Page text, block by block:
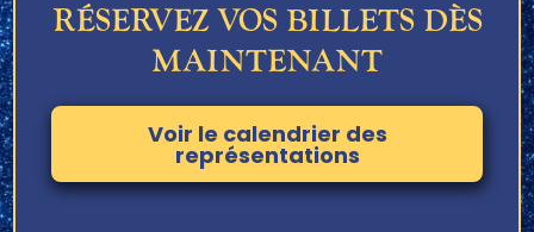
RÉSERVEZ VOS BILLETS DÈS
MAINTENANT
Voir le calendrier des
représentations